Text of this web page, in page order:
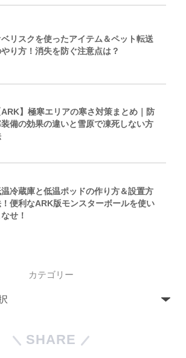
ベリスクを使ったアイテム＆ペット転送
り方！消失を防ぐ注意点は？
ARK】極寒エリアの寒さ対策まとめ｜防
備の効果の違いと雪原で凍死しない方
冷蔵庫と低温ポッドの作り方＆設置方
便利なARK版モンスターボールを使い
せ！
カテゴリー
SHARE